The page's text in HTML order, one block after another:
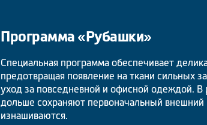
Программа «Рубашки»
Специальная программа обеспечивает
предотвращая появление на ткани сильных
уход за повседневной и офисной одеждой. В
дольше сохраняют первоначальный
изнашиваются.